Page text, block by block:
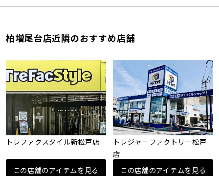
柏増尾台店近隣のおすすめ店舗
トレファクスタイル新松戸店
この店舗のアイテムを見る
トレジャーファクトリー松戸
店
この店舗のアイテムを見る